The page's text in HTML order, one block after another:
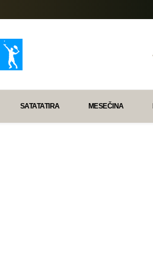
SATATATIRA MESEČINA